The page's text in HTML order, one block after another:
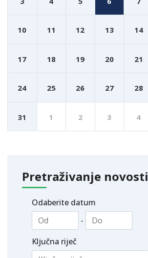
10 11 12 13 14
17 18 19 20 21
24 25 26 27 28
31 1 2 3 4
Pretraživanje novosti
Odaberite datum
-
Ključna riječ